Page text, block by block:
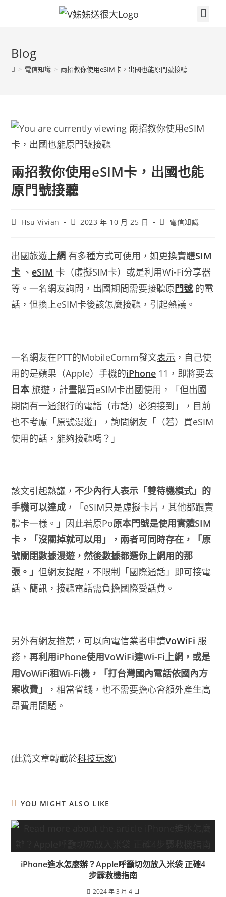
Blog
> 電信知識 > 兩招教你使用eSIM卡，出國也能原門號接聽
兩招教你使用eSIM卡，出國也能
原門號接聽
Hsu Vivian 2023 年 10 月 25 日 電信知識
出國旅遊上網 有多種方式可使用，如更換實體SIM
卡 、 eSIM 卡（虛擬SIM卡）或是利用Wi-Fi分享器
等。一名網友詢問，出國期間需要接聽原門號的電
話，但換上eSIM卡後該怎麼接聽，引起熱議。
一名網友在PTT的MobileComm發文表示 ，自己使
用的是蘋果（Apple）手機的iPhone 11，即將要去
日本 旅遊，計畫購買eSIM卡出國使用，「但出國
期間有一通銀行的電話（市話）必須接到」，目前
也不考慮「原號漫遊」，詢問網友「（若）買eSIM
使用的話，能夠接聽嗎？」
該文引起熱議， 不少內行人表示「雙待機模式」的
手機可以達成 ，「eSIM只是虛擬卡片，其他都跟實
體卡一樣。」因此若原Po原本門號是使用實體SIM
卡，「沒關掉就可以用」，兩者可同時存在，「原
號關閉數據漫遊，然後數據都選你上網用的那
張。」但網友提醒，不限制「國際通話」即可接電
話、簡訊，接聽電話需負擔國際受話費。
另外有網友推薦，可以向電信業者申請VoWiFi 服
務，再利用iPhone使用VoWiFi連Wi-Fi上網，或是
用VoWiFi租Wi-Fi機，「打台灣國內電話依國內方
案收費」
，相當省錢，也不需要擔心會額外產生高
昂費用問題。
(此篇文章轉載於科技玩家)
YOU MIGHT ALSO LIKE
iPhone進水怎麼辦？Apple呼籲切勿放入米袋 正確4
步驟救機指南
2024 年 3 月 4 日